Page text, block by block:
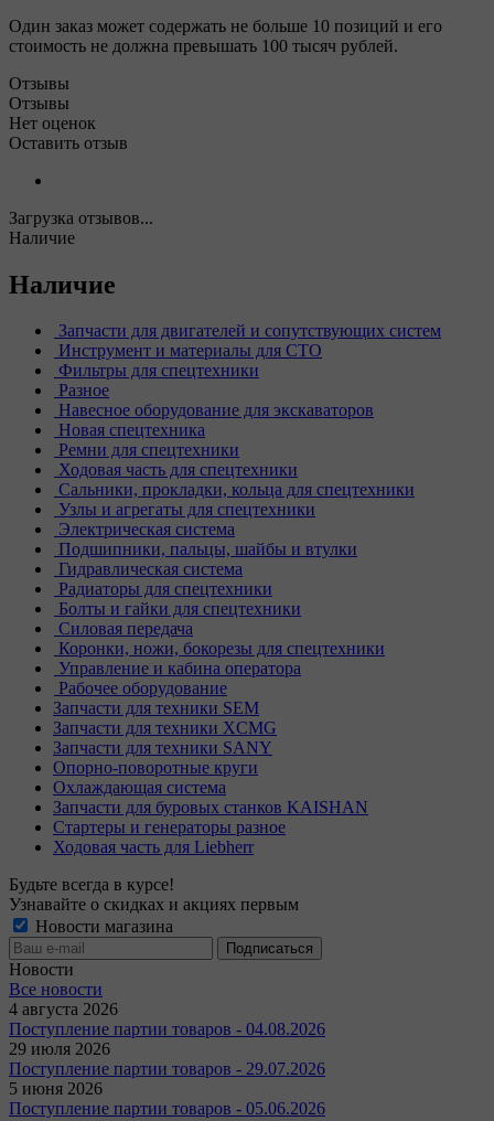
Один заказ может содержать не больше 10 позиций и его
стоимость не должна превышать 100 тысяч рублей.
Отзывы
Отзывы
Нет оценок
Оставить отзыв
Загрузка отзывов...
Наличие
Наличие
Запчасти для двигателей и сопутствующих систем
Инструмент и материалы для СТО
Фильтры для спецтехники
Разное
Навесное оборудование для экскаваторов
Новая спецтехника
Ремни для спецтехники
Ходовая часть для спецтехники
Сальники, прокладки, кольца для спецтехники
Узлы и агрегаты для спецтехники
Электрическая система
Подшипники, пальцы, шайбы и втулки
Гидравлическая система
Радиаторы для спецтехники
Болты и гайки для спецтехники
Силовая передача
Коронки, ножи, бокорезы для спецтехники
Управление и кабина оператора
Рабочее оборудование
Запчасти для техники SEM
Запчасти для техники XCMG
Запчасти для техники SANY
Опорно-поворотные круги
Охлаждающая система
Запчасти для буровых станков KAISHAN
Стартеры и генераторы разное
Ходовая часть для Liebherr
Будьте всегда в курсе!
Узнавайте о скидках и акциях первым
Новости магазина
Новости
Все новости
4 августа 2026
Поступление партии товаров - 04.08.2026
29 июля 2026
Поступление партии товаров - 29.07.2026
5 июня 2026
Поступление партии товаров - 05.06.2026